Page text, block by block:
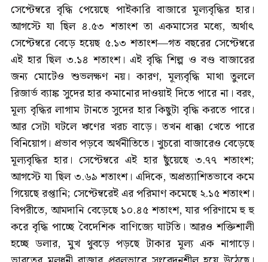
সেপ্টেম্বরে বৃদ্ধি পেয়েছে পাইকারি বাজারে মূল্যবৃদ্ধির হার।
আগস্টে যা ছিল ৪.৫৩ শতাংশ তা একমাসের মধ্যে, অর্থাৎ
সেপ্টেম্বরে বেড়ে হয়েছ ৫.১৩ শতাংশ—গত বছরের সেপ্টেম্বরে
এই হার ছিল ৩.১৪ শতাংশ। এই বৃদ্ধি শিল্প ও বণ্ড বাজারের
জন্য মোটেও শুভলক্ষণ নয়। কারণ, মূল্যবৃদ্ধি মাথা তুললে
রিজার্ভ ব্যাঙ্ক সুদের হার কমানোর দাওয়াই দিতে পারে না। বরং,
মূল্য বৃদ্ধির লাগাম টানতে সুদের হার কিছুটা বৃদ্ধি করতে পারে।
আর সেটা ঘটলে ঋণের খরচ বাড়ে। তখন ধাক্কা খেতে পারে
বিনিয়োগ। প্রভাব পড়বে অর্থনীতিতে। খুচরো বাজারেও বেড়েছে
মূল্যবৃদ্ধির হার। সেপ্টেম্বরে এই হার ছুঁয়েছে ৩.৭৭ শতাংশ;
আগস্টে যা ছিল ৩.৬৯ শতাংশ। এদিকে, অপ্রত্যাশিতভাবে কমে
গিয়েছে রপ্তানি; সেপ্টেম্বরেই এর পরিমাণ কমেছে ২.১৫ শতাংশ।
বিপরীতে, আমদানি বেড়েছে ১০.৪৫ শতাংশ, যার পরিণামে হু হু
করে বৃদ্ধি পাচ্ছে বৈদেশিক বাণিজ্যে ঘাটতি। আরও শক্তিশালী
হচ্ছে ডলার, মুখ থুবড়ে পড়ছে টাকার মূল্য এক নাগাড়ে।